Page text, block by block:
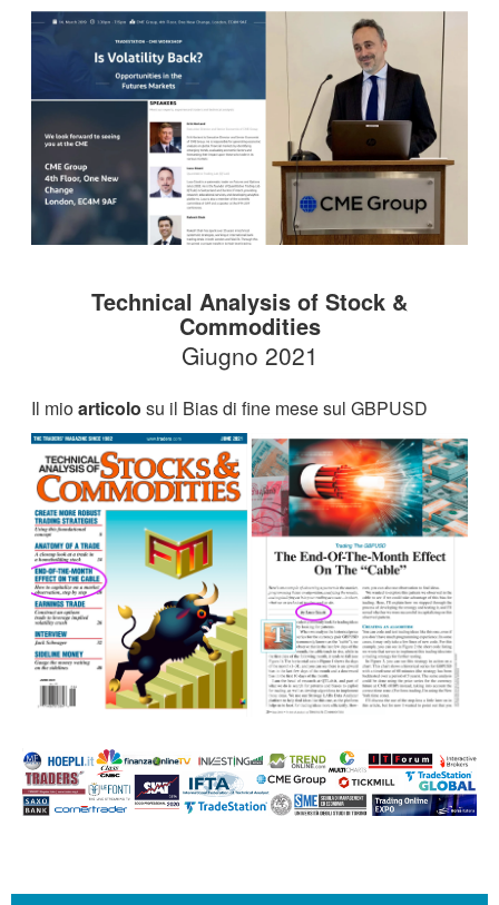
Technical Analysis of Stock &
Commodities
Giugno 2021
Il mioarticolo su il Bias di fine mese sul GBPUSD